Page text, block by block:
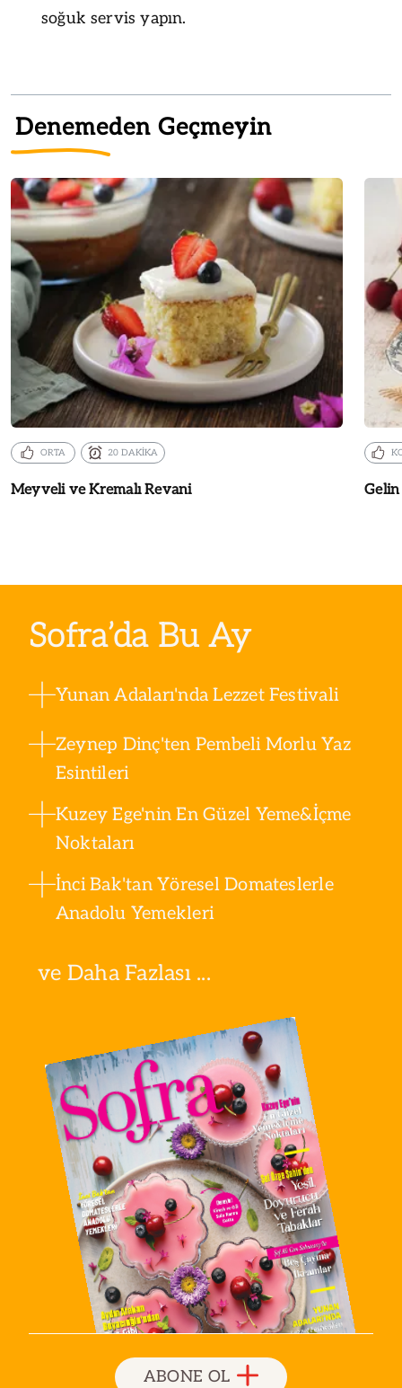
soğuk servis yapın.
Denemeden Geçmeyin
ORTA 20 DAKİKA
Meyveli ve Kremalı Revani Gelin
Sofra’da Bu Ay
Yunan Adaları'nda Lezzet Festivali
Zeynep Dinç'ten Pembeli Morlu Yaz
Esintileri
Kuzey Ege'nin En Güzel Yeme&İçme
Noktaları
İnci Bak'tan Yöresel Domateslerle
Anadolu Yemekleri
ve Daha Fazlası ...
ABONE OL